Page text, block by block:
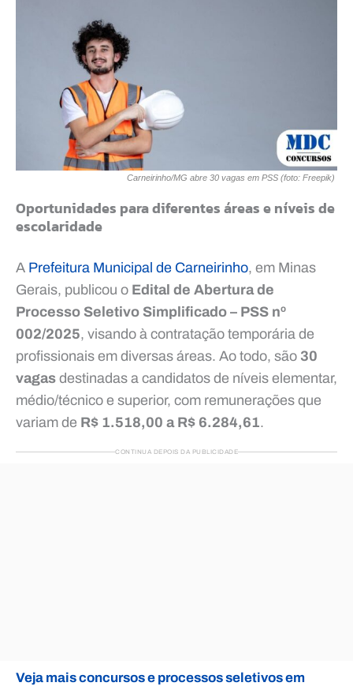
Carneirinho/MG abre 30 vagas em PSS (foto: Freepik)
Oportunidades para diferentes áreas e níveis de
escolaridade
A Prefeitura Municipal de Carneirinho, em Minas
Gerais, publicou o Edital de Abertura de
Processo Seletivo Simplificado – PSS nº
002/2025, visando à contratação temporária de
profissionais em diversas áreas. Ao todo, são 30
vagas destinadas a candidatos de níveis elementar,
médio/técnico e superior, com remunerações que
variam de R$ 1.518,00 a R$ 6.284,61.
CONTINUA DEPOIS DA PUBLICIDADE
Veja mais concursos e processos seletivos em